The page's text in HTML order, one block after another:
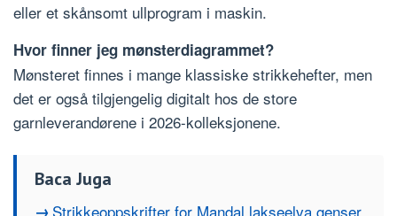
eller et skånsomt ullprogram i maskin.
Hvor finner jeg mønsterdiagrammet?
Mønsteret finnes i mange klassiske strikkehefter, men
det er også tilgjengelig digitalt hos de store
garnleverandørene i 2026-kolleksjonene.
Baca Juga
Strikkeoppskrifter for Mandal lakseelva genser